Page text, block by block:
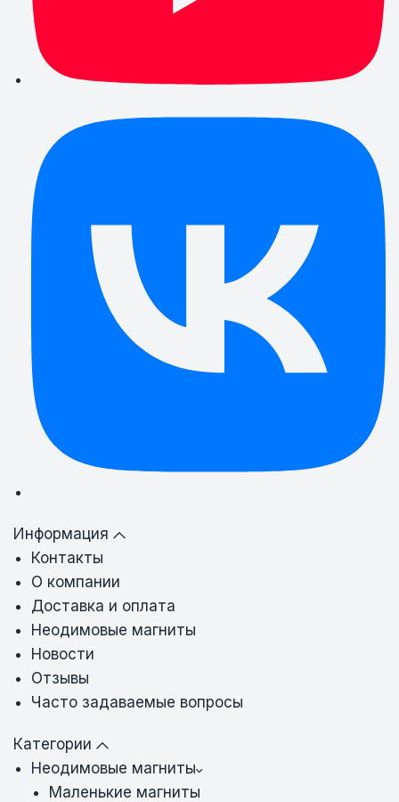
Информация
Контакты
О компании
Доставка и оплата
Неодимовые магниты
Новости
Отзывы
Часто задаваемые вопросы
Категории
Неодимовые магниты
Маленькие магниты